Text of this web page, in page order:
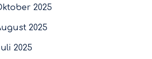
2025
2025
2025